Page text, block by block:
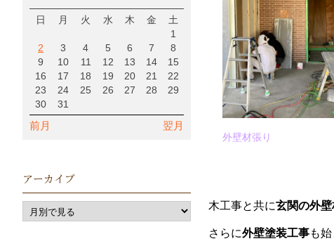
外壁材張り
木工事と共に玄関の外壁
さらに外壁塗装工事も
日 月 火 水 木 金
土
1
2
3 4 5 6 7
8
9
10 11 12 13 14
15
16
17 18 19 20 21
22
23
24 25 26 27 28
29
30
31
前月 翌月
アーカイブ